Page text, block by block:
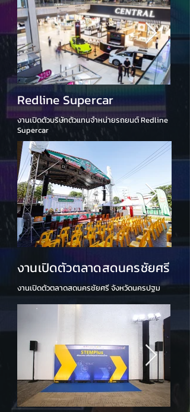
Redline Supercar
งานเปิดตัวบริษัทตัวแทนจำหน่ายรถยนต์ Redline
Supercar
งานเปิดตัวตลาดสดนครชัยศรี
งานเปิดตัวตลาดสดนครชัยศรี จังหวัดนครปฐม